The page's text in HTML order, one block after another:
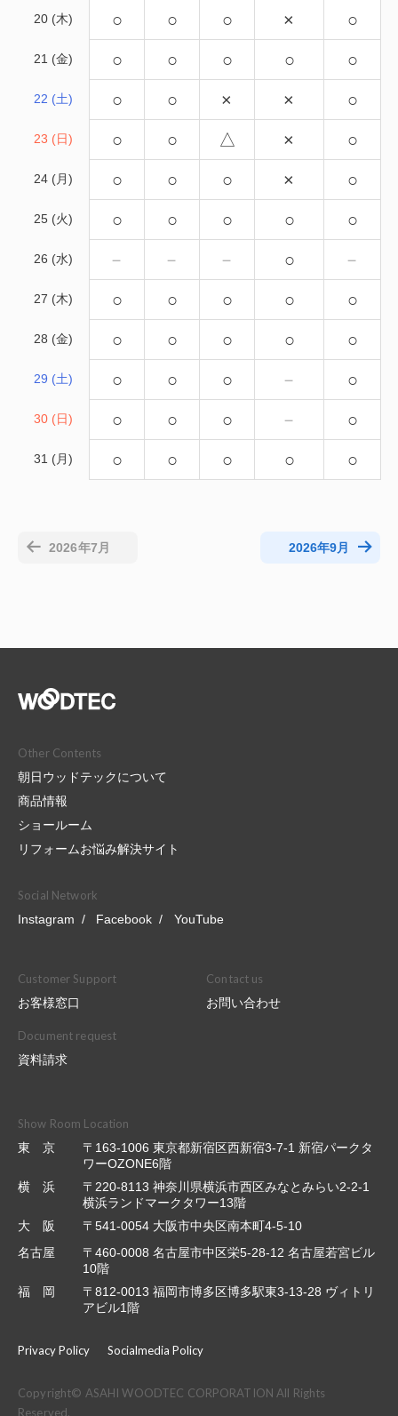
20 (木) ○ ○ ○ × ○
21 (金) ○ ○ ○ ○ ○
22 (土) ○ ○ × × ○
23 (日) ○ ○ △ × ○
24 (月) ○ ○ ○ × ○
25 (火) ○ ○ ○ ○ ○
26 (水) － － － ○ －
27 (木) ○ ○ ○ ○ ○
28 (金) ○ ○ ○ ○ ○
29 (土) ○ ○ ○ － ○
30 (日) ○ ○ ○ － ○
31 (月) ○ ○ ○ ○ ○
2026年7月 2026年9月
Other Contents
朝日ウッドテックについて
商品情報
ショールーム
リフォームお悩み解決サイト
Social Network
Instagram
Facebook YouTube
Customer Support
お客様窓口
Contact us
お問い合わせ
Document request
資料請求
Show Room Location
東 京
〒163-1006 東京都新宿区西新宿3-7-1 新宿パークタ
ワーOZONE6階
横 浜
〒220-8113 神奈川県横浜市西区みなとみらい2-2-1
横浜ランドマークタワー13階
大 阪
〒541-0054 大阪市中央区南本町4-5-10
名古屋
〒460-0008 名古屋市中区栄5-28-12 名古屋若宮ビル
10階
福 岡
〒812-0013 福岡市博多区博多駅東3-13-28 ヴィトリ
アビル1階
Privacy Policy Socialmedia Policy
Copyright© ASAHI WOODTEC CORPORATION All Rights
Reserved.